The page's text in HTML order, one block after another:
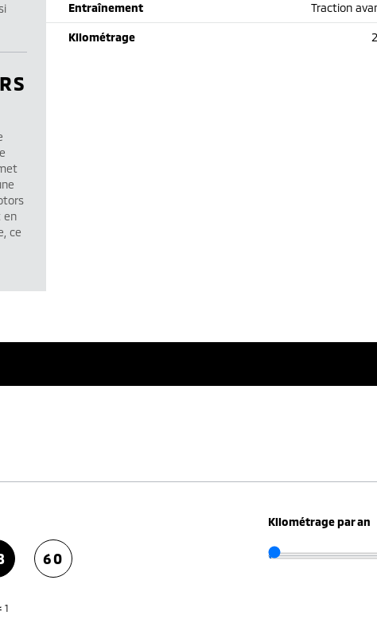
Entraînement Traction
Kilométrage
en
ce
60
Kilométrage par an
1